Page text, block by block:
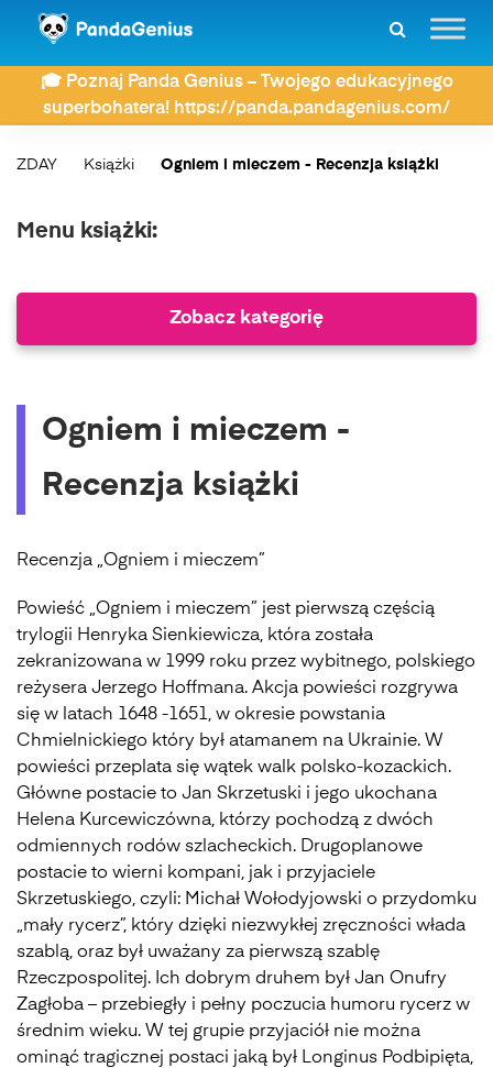
🎓 Poznaj Panda Genius – Twojego edukacyjnego
superbohatera! https://panda.pandagenius.com/
ZDAY Książki Ogniem i mieczem - Recenzja książki
Menu książki:
Zobacz kategorię
Ogniem i mieczem -
Recenzja książki
Recenzja „Ogniem i mieczem”
Powieść „Ogniem i mieczem” jest pierwszą częścią
trylogii Henryka Sienkiewicza, która została
zekranizowana w 1999 roku przez wybitnego, polskiego
reżysera Jerzego Hoffmana. Akcja powieści rozgrywa
się w latach 1648 -1651, w okresie powstania
Chmielnickiego który był atamanem na Ukrainie. W
powieści przeplata się wątek walk polsko-kozackich.
Główne postacie to Jan Skrzetuski i jego ukochana
Helena Kurcewiczówna, którzy pochodzą z dwóch
odmiennych rodów szlacheckich. Drugoplanowe
postacie to wierni kompani, jak i przyjaciele
Skrzetuskiego, czyli: Michał Wołodyjowski o przydomku
„mały rycerz”, który dzięki niezwykłej zręczności włada
szablą, oraz był uważany za pierwszą szablę
Rzeczpospolitej. Ich dobrym druhem był Jan Onufry
Zagłoba – przebiegły i pełny poczucia humoru rycerz w
średnim wieku. W tej grupie przyjaciół nie można
ominąć tragicznej postaci jaką był Longinus Podbipięta,